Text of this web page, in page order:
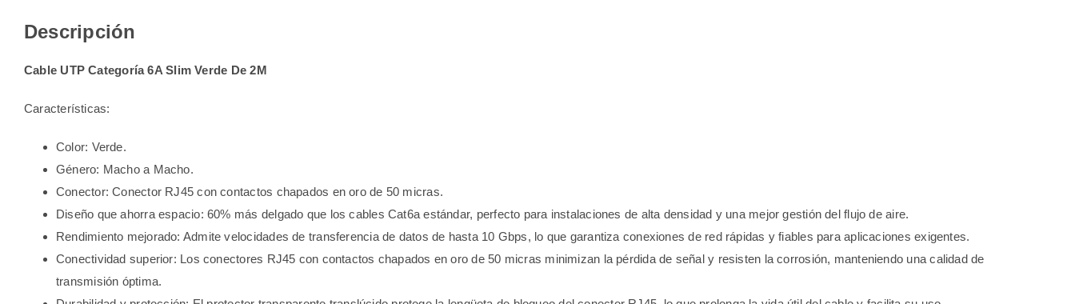
Descripción
Cable UTP Categoría 6A Slim Verde De 2M
Características:
Color: Verde.
Género: Macho a Macho.
Conector: Conector RJ45 con contactos chapados en oro de 50 micras.
Diseño que ahorra espacio: 60% más delgado que los cables Cat6a estándar, perfecto para instalaciones de alta densidad y una mejor gestión del flujo de aire.
Rendimiento mejorado: Admite velocidades de transferencia de datos de hasta 10 Gbps, lo que garantiza conexiones de red rápidas y fiables para aplicaciones exigentes.
Conectividad superior: Los conectores RJ45 con contactos chapados en oro de 50 micras minimizan la pérdida de señal y resisten la corrosión, manteniendo una calidad de
transmisión óptima.